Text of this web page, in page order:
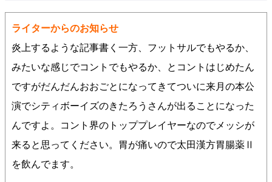
ライターからのお知らせ
炎上するような記事書く一方、フットサルでもやるか、
みたいな感じでコントでもやるか、とコントはじめたん
ですがだんだんおおごとになってきてついに来月の本公
演でシティボーイズのきたろうさんが出ることになった
んですよ。コント界のトッププレイヤーなのでメッシが
来ると思ってください。胃が痛いので太田漢方胃腸薬Ⅱ
を飲んでます。